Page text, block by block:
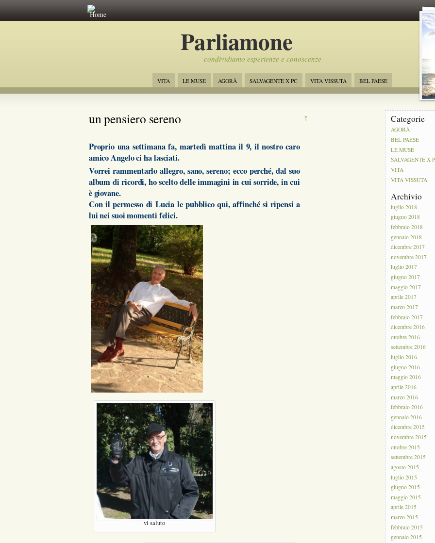
Home
Parliamone
condividiamo esperienze e conoscenze
VITA LE MUSE AGORÀ SALVAGENTE X PC VITA VISSUTA BEL PAESE
↑
un pensiero sereno
Proprio una settimana fa, martedì mattina il 9, il nostro caro
amico Angelo ci ha lasciati.
Vorrei rammentarlo allegro, sano, sereno; ecco perché, dal suo
album di ricordi, ho scelto delle immagini in cui sorride, in cui
è giovane.
Con il permesso di Lucia le pubblico qui, affinché si ripensi a
lui nei suoi momenti felici.
vi saluto
Categorie
AGORÀ
BEL PAESE
LE MUSE
SALVAGENTE X
VITA
VITA VISSUTA
Archivio
luglio 2018
giugno 2018
febbraio 2018
gennaio 2018
dicembre 2017
novembre 2017
luglio 2017
giugno 2017
maggio 2017
aprile 2017
marzo 2017
febbraio 2017
dicembre 2016
ottobre 2016
settembre 2016
luglio 2016
giugno 2016
maggio 2016
aprile 2016
marzo 2016
febbraio 2016
gennaio 2016
dicembre 2015
novembre 2015
ottobre 2015
settembre 2015
agosto 2015
luglio 2015
giugno 2015
maggio 2015
aprile 2015
marzo 2015
febbraio 2015
gennaio 2015